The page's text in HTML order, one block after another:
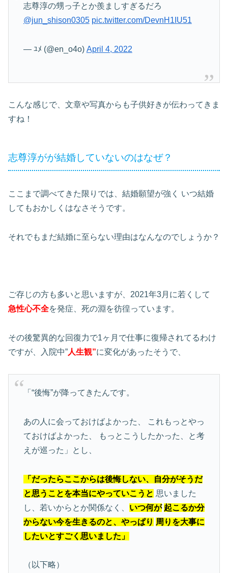
志尊淳の甥っ子とか羨ましすぎるだろ
@jun_shison0305 pic.twitter.com/DevnH1IU51
— ﾕﾒ (@en_o4o) April 4, 2022
こんな感じで、文章や写真からも子供好きが伝わってきま
すね！
志尊淳がが結婚していないのはなぜ？
ここまで調べてきた限りでは、結婚願望が強く
いつ結婚
してもおかしくはなさそうです。
それでもまだ結婚に至らない理由はなんなのでしょうか？
ご存じの方も多いと思いますが、2021年3月に若くして
急性心不全を発症、死の淵を彷徨っています。
その後驚異的な回復力で1ヶ月で仕事に復帰されてるわけ
ですが、入院中”人生観”に変化があったそうで、
「“後悔”が降ってきたんです。
あの人に会っておけばよかった、
これもっとやっ
ておけばよかった、
もっとこうしたかった、と考
えが巡った」とし、
「だったらここからは後悔しない、自分がそうだ
と思うことを本当にやっていこうと 思いました
し、若いからとか関係なく、 いつ何が 起こるか分
からない今を生きるのと、やっぱり 周りを大事に
したいとすごく思いました」
（以下略）